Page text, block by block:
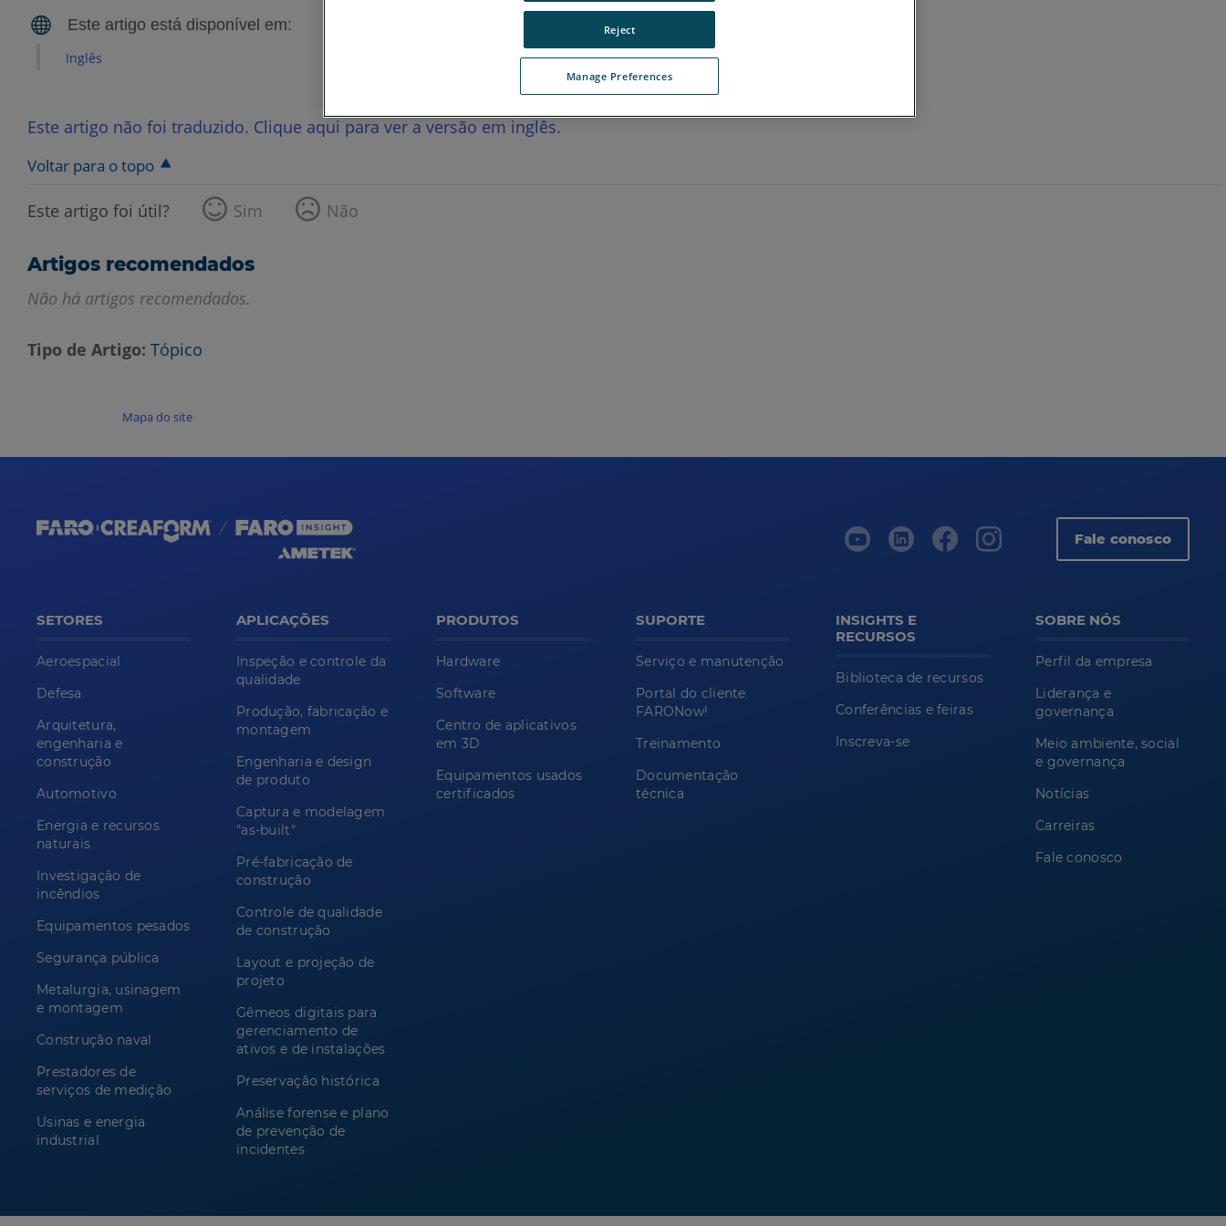
Inglês
Este artigo não foi traduzido. Clique aqui para ver a versão em inglês.
Voltar para o topo
Este artigo foi útil? Sim Não
Artigos recomendados
Não há artigos recomendados.
Tipo de Artigo Tópico
Mapa do site
Fale conosco
SETORES
Aeroespacial
Defesa
Arquitetura,
engenharia e
construção
Automotivo
Energia e recursos
naturais
Investigação de
incêndios
Equipamentos pesados
Segurança pública
Metalurgia, usinagem
e montagem
Construção naval
Prestadores de
serviços de medição
Usinas e energia
industrial
APLICAÇÕES
Inspeção e controle da
qualidade
Produção, fabricação e
montagem
Engenharia e design
de produto
Captura e modelagem
"as-built"
Pré-fabricação de
construção
Controle de qualidade
de construção
Layout e projeção de
projeto
Gêmeos digitais para
gerenciamento de
ativos e de instalações
Preservação histórica
Análise forense e plano
de prevenção de
incidentes
PRODUTOS
Hardware
Software
Centro de aplicativos
em 3D
Equipamentos usados
certificados
SUPORTE
Serviço e manutenção
Portal do cliente
FARONow!
Treinamento
Documentação
técnica
INSIGHTS E
RECURSOS
Biblioteca de recursos
Conferências e feiras
Inscreva-se
SOBRE NÓS
Perfil da empresa
Liderança e
governança
Meio ambiente, social
e governança
Notícias
Carreiras
Fale conosco
Manage Preferences
Reject